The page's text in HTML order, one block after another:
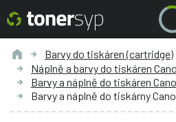
Barvy do tiskáren (cartridge)
Náplně a barvy do tiskáren
Barvy a náplně do tiskáren
Barvy a náplně do tiskárny